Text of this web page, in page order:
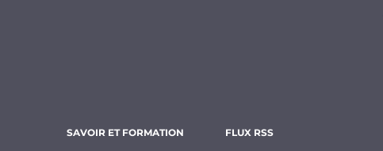
SAVOIR ET FORMATION FLUX RSS